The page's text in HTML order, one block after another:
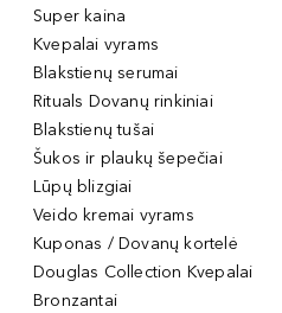
Super kaina
Kvepalai vyrams
Blakstienų serumai
Rituals Dovanų rinkiniai
Blakstienų tušai
Šukos ir plaukų šepečiai
Lūpų blizgiai
Veido kremai vyrams
Kuponas / Dovanų kortelė
Douglas Collection Kvepalai
Bronzantai